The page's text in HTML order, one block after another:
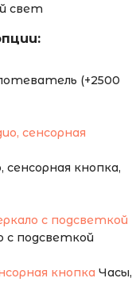
свет
(+2500
кнопка,
с подсветкой
Часы,